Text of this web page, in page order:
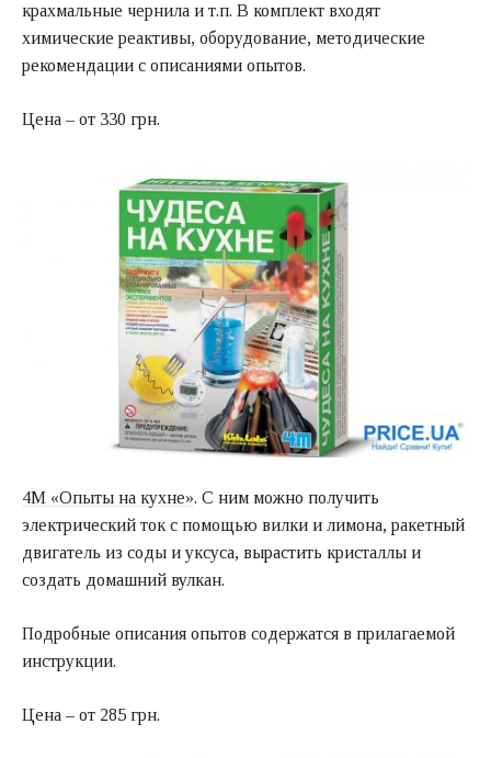
крахмальные чернила и т.п. В комплект входят
химические реактивы, оборудование, методические
рекомендации с описаниями опытов.
Цена – от 330 грн.
4M «Опыты на кухне». С ним можно получить
электрический ток с помощью вилки и лимона, ракетный
двигатель из соды и уксуса, вырастить кристаллы и
создать домашний вулкан.
Подробные описания опытов содержатся в прилагаемой
инструкции.
Цена – от 285 грн.